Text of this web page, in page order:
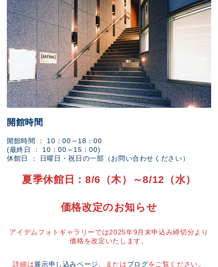
開館時間
開館時間 ： 10：00～18：00
(最終日 ： 10：00～15：00)
休館日 ： 日曜日・祝日の一部（お問い合わせください）
夏季休館日：8/6（木）～8/12（水）
価格改定のお知らせ
アイデムフォトギャラリーでは2025年9月末申込み締切分より
価格を改定いたします。
詳細は展示申し込みページ 、またはブログをご覧ください。